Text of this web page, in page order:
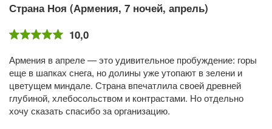
Страна Ноя (Армения, 7 ночей, апрель)
10,0
Армения в апреле — это удивительное пробуждение: горы
еще в шапках снега, но долины уже утопают в зелени и
цветущем миндале. Страна впечатлила своей древней
глубиной, хлебосольством и контрастами. Но отдельно
хочу сказать спасибо за организацию.